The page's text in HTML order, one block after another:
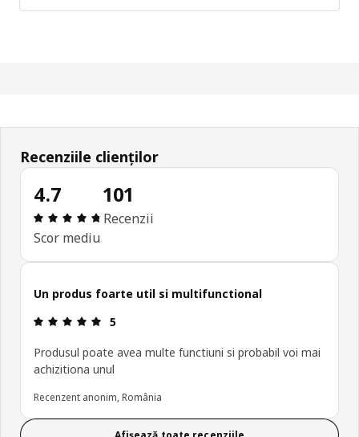
Recenziile clienților
4.7
Prezentare generală: 4.7 din 5 stele Total
Scor mediu
101
Recenzii
Un produs foarte util si multifunctional
Prezentare generală: 5 din 5 stele
5
Produsul poate avea multe functiuni si probabil voi mai
achizitiona unul
Recenzent anonim, România